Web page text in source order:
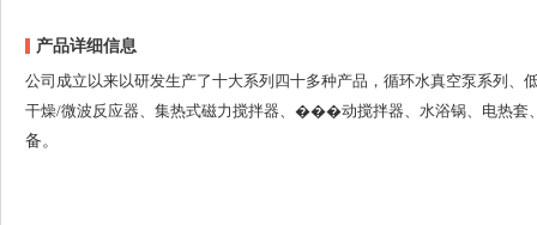
产品详细信息
公司成立以来以研发生产了十大系列四十多种产品，循环水真空泵系列
干燥/微波反应器、集热式磁力搅拌器、���动搅拌器、水浴锅、电热套
备。